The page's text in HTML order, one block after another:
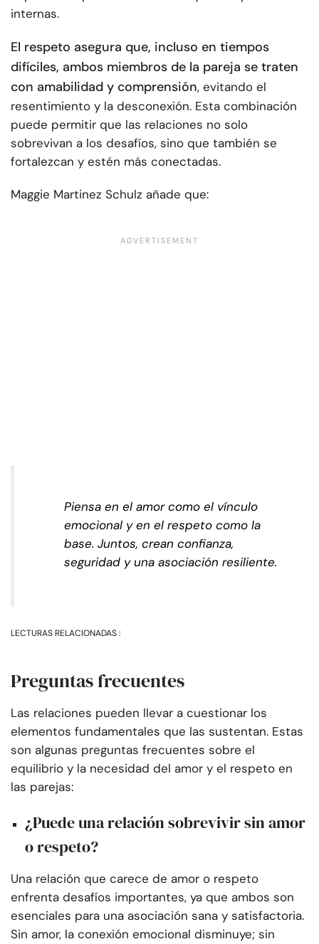
internas.
El respeto asegura que, incluso en tiempos
difíciles, ambos miembros de la pareja se traten
con amabilidad y comprensión, evitando el
resentimiento y la desconexión. Esta combinación
puede permitir que las relaciones no solo
sobrevivan a los desafíos, sino que también se
fortalezcan y estén más conectadas.
Maggie Martinez Schulz añade que:
Piensa en el amor como el vínculo
emocional y en el respeto como la
base. Juntos, crean confianza,
seguridad y una asociación resiliente.
LECTURAS RELACIONADAS :
Preguntas frecuentes
Las relaciones pueden llevar a cuestionar los
elementos fundamentales que las sustentan. Estas
son algunas preguntas frecuentes sobre el
equilibrio y la necesidad del amor y el respeto en
las parejas:
¿Puede una relación sobrevivir sin amor
o respeto?
Una relación que carece de amor o respeto
enfrenta desafíos importantes, ya que ambos son
esenciales para una asociación sana y satisfactoria.
Sin amor, la conexión emocional disminuye; sin